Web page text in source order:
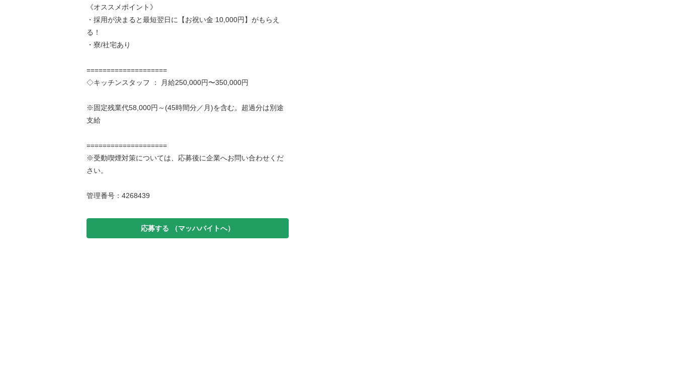
《オススメポイント》
・採用が決まると最短翌日に【お祝い金 10,000円】がもらえ
る！
・寮/社宅あり
====================
◇キッチンスタッフ ： 月給250,000円〜350,000円
※固定残業代58,000円～(45時間分／月)を含む。超過分は別途
支給
====================
※受動喫煙対策については、応募後に企業へお問い合わせくだ
さい。
管理番号：4268439
応募する （マッハバイトへ）